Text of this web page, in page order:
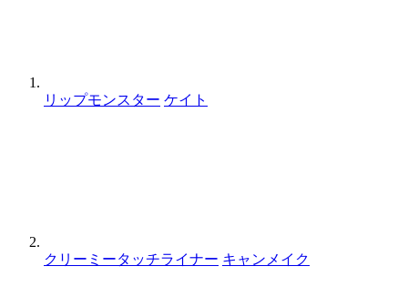
リップモンスター ケイト
クリーミータッチライナー キャンメイク